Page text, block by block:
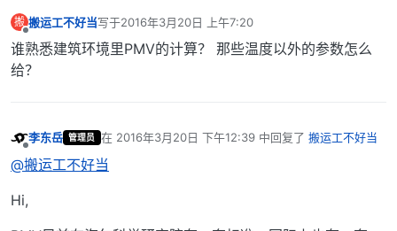
搬
离线
搬运工不好当写于2016年3月20日 上午7:20
最后由 编辑
谁熟悉建筑环境里PMV的计算？ 那些温度以外的参数怎么
给？
李东岳 管理员 在 2016年3月20日 下午12:39中回复了 搬运工不好当
最后由 编辑
@搬运工不好当
Hi,